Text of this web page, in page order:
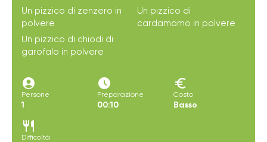
Un pizzico di zenzero in
polvere
Un pizzico di
cardamomo in polvere
Un pizzico di chiodi di
garofalo in polvere
account_circle
Persone
1
access_time_filled
Preparazione
00:10
euro
Costo
Basso
restaurant
Difficoltà